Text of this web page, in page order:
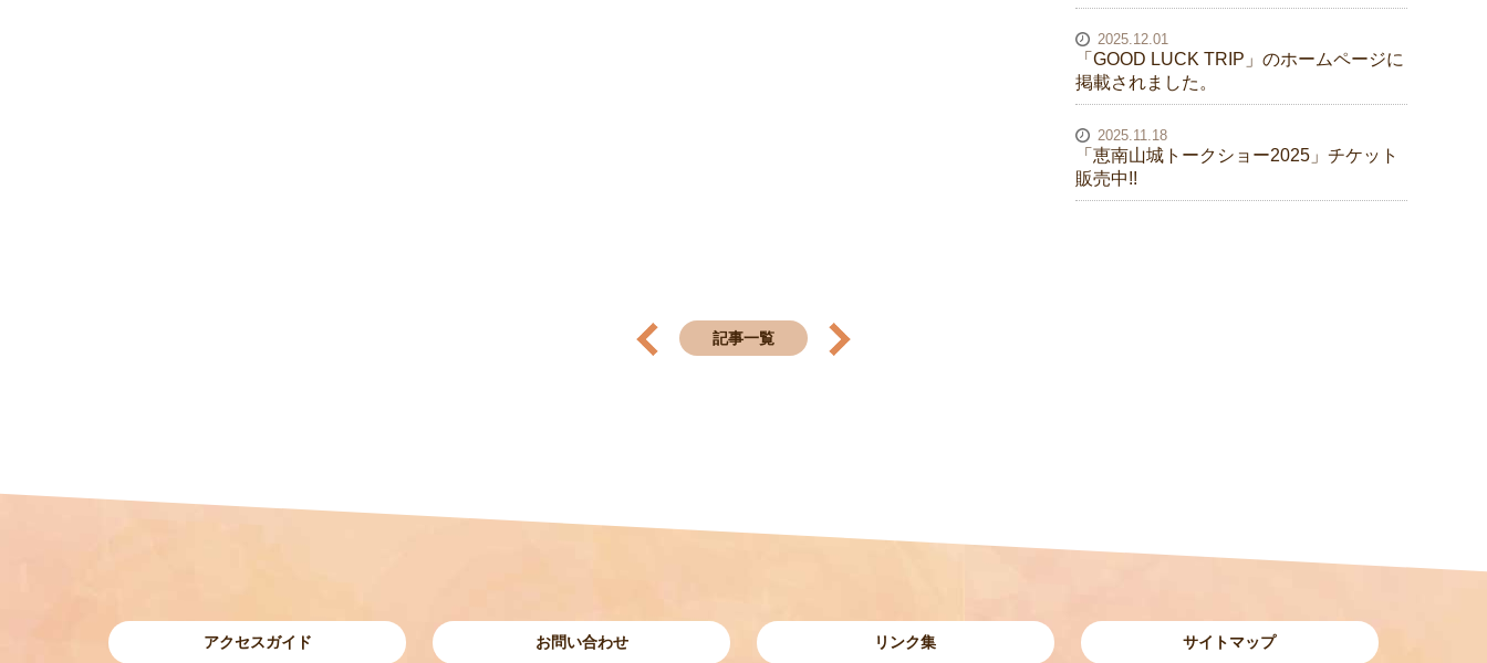
2025.12.01
「GOOD LUCK TRIP」のホームページに
掲載されました。
2025.11.18
「恵南山城トークショー2025」チケット
販売中!!
記事一覧
アクセスガイド お問い合わせ リンク集 サイトマップ